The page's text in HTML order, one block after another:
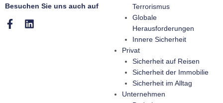
Besuchen Sie uns auch auf
Terrorismus
Globale
Herausforderungen
Innere Sicherheit
Privat
Sicherheit auf Reisen
Sicherheit der Immobilie
Sicherheit im Alltag
Unternehmen